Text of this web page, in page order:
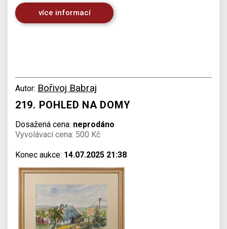
více informací
Autor: Bořivoj Babraj
219. POHLED NA DOMY
Dosažená cena: neprodáno
Vyvolávací cena: 500 Kč
Konec aukce: 14.07.2025 21:38